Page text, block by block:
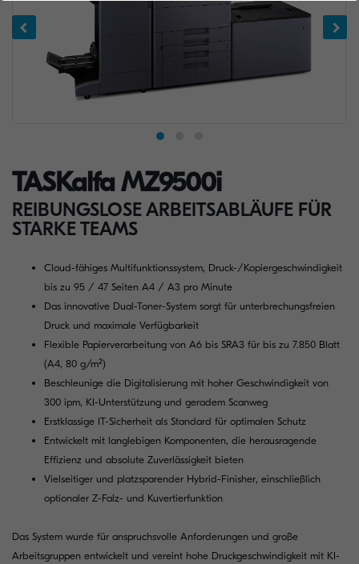
TASKalfa MZ9500i
REIBUNGSLOSE ARBEITSABLÄUFE FÜR
STARKE TEAMS
Cloud-fähiges Multifunktionssystem, Druck-/Kopiergeschwindigkeit
bis zu 95 / 47 Seiten A4 / A3 pro Minute
Das innovative Dual-Toner-System sorgt für unterbrechungsfreien
Druck und maximale Verfügbarkeit
Flexible Papierverarbeitung von A6 bis SRA3 für bis zu 7.850 Blatt
(A4, 80 g/m²)
Beschleunige die Digitalisierung mit hoher Geschwindigkeit von
300 ipm, KI-Unterstützung und geradem Scanweg
Erstklassige IT-Sicherheit als Standard für optimalen Schutz
Entwickelt mit langlebigen Komponenten, die herausragende
Effizienz und absolute Zuverlässigkeit bieten
Vielseitiger und platzsparender Hybrid-Finisher, einschließlich
optionaler Z-Falz- und Kuvertierfunktion
Das System wurde für anspruchsvolle Anforderungen und große
Arbeitsgruppen entwickelt und vereint hohe Druckgeschwindigkeit mit KI-